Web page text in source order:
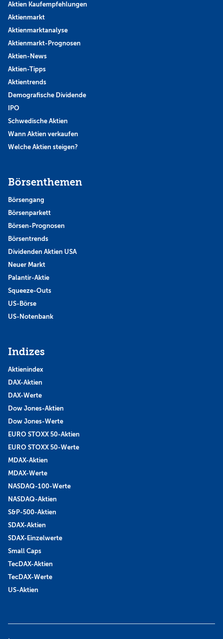
Aktien Kaufempfehlungen
Aktienmarkt
Aktienmarktanalyse
Aktienmarkt-Prognosen
Aktien-News
Aktien-Tipps
Aktientrends
Demografische Dividende
IPO
Schwedische Aktien
Wann Aktien verkaufen
Welche Aktien steigen?
Börsenthemen
Börsengang
Börsenparkett
Börsen-Prognosen
Börsentrends
Dividenden Aktien USA
Neuer Markt
Palantir-Aktie
Squeeze-Outs
US-Börse
US-Notenbank
Indizes
Aktienindex
DAX-Aktien
DAX-Werte
Dow Jones-Aktien
Dow Jones-Werte
EURO STOXX 50-Aktien
EURO STOXX 50-Werte
MDAX-Aktien
MDAX-Werte
NASDAQ-100-Werte
NASDAQ-Aktien
S&P-500-Aktien
SDAX-Aktien
SDAX-Einzelwerte
Small Caps
TecDAX-Aktien
TecDAX-Werte
US-Aktien